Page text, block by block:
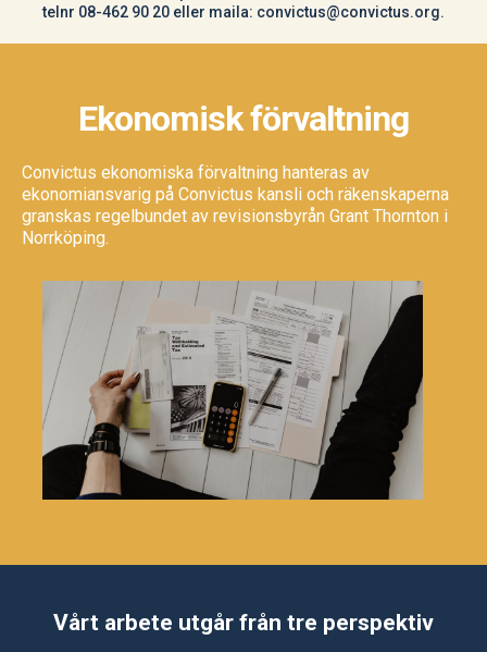
telnr 08-462 90 20 eller maila: convictus@convictus.org.
Ekonomisk förvaltning
Convictus ekonomiska förvaltning hanteras av
ekonomiansvarig på Convictus kansli och räkenskaperna
granskas regelbundet av revisionsbyrån Grant Thornton i
Norrköping.
Vårt arbete utgår från tre perspektiv